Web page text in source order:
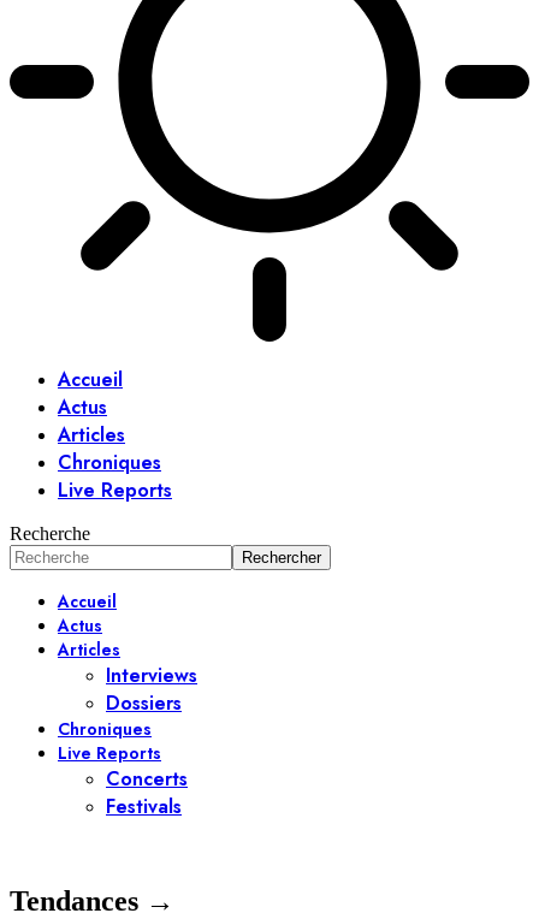
Accueil
Actus
Articles
Chroniques
Live Reports
Recherche
Accueil
Actus
Articles
Interviews
Dossiers
Chroniques
Live Reports
Concerts
Festivals
Tendances →